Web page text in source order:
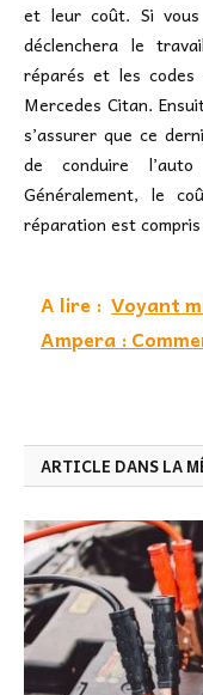
et leur coût. Si
déclenchera le
réparés et les codes
Mercedes Citan.
s’assurer que ce
de conduire
Généralement, le
réparation est
A lire : Voyant
Ampera :
ARTICLE DANS LA